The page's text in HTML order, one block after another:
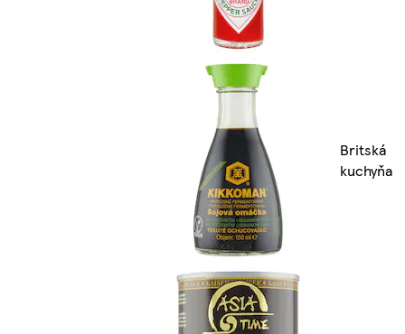
Britská
kuchyňa